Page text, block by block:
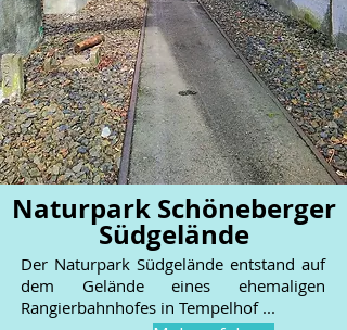
Naturpark Schöneberger
Südgelände
Der Naturpark Südgelände entstand auf
dem Gelände eines ehemaligen
Rangierbahnhofes in Tempelhof ...